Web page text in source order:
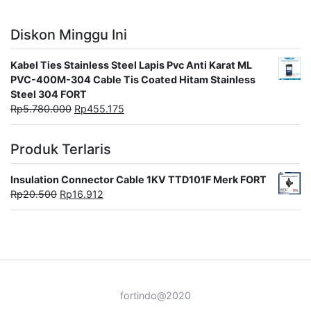
Diskon Minggu Ini
Kabel Ties Stainless Steel Lapis Pvc Anti Karat ML
PVC-400M-304 Cable Tis Coated Hitam Stainless
Steel 304 FORT
Rp5.780.000 Rp455.175
Produk Terlaris
Insulation Connector Cable 1KV TTD101F Merk FORT
Rp20.500 Rp16.912
fortindo@2020